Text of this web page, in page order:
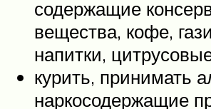
содержащие
вещества, кофе,
напитки,
курить, принимать
наркосодержащие